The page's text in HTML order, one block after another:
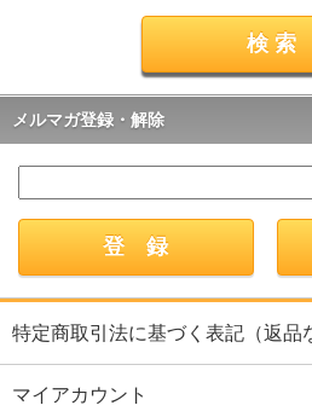
メルマガ登録・解除
特定商取引法に基づく表記（返品
マイアカウント